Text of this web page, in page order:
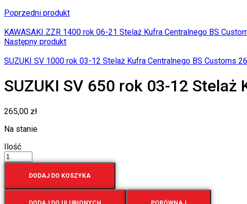
Poprzedni produkt
KAWASAKI ZZR 1400 rok 06-21 Stelaż Kufra Centralnego BS
Następny produkt
SUZUKI SV 1000 rok 03-12 Stelaż Kufra Centralnego BS Customs
SUZUKI SV 650 rok 03-12
265,00 zł
Na stanie
Ilość
DODAJ DO KOSZYKA